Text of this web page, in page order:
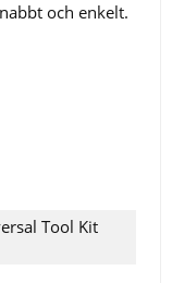
och enkelt.
Tool Kit